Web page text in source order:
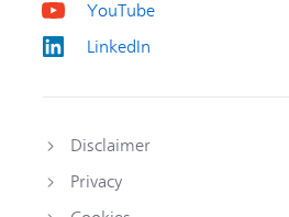
YouTube
LinkedIn
Disclaimer
Privacy